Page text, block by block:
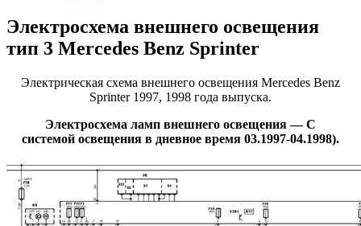
Электросхема внешнего освещения
тип 3 Mercedes Benz Sprinter
Электрическая схема внешнего освещения Mercedes Benz
Sprinter 1997, 1998 года выпуска.
Электросхема ламп внешнего освещения — С
системой освещения в дневное время 03.1997-04.1998).